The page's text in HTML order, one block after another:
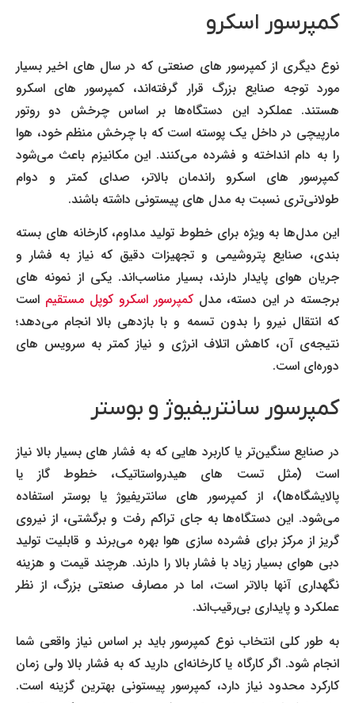
کمپرسور اسکرو
نوع دیگری از کمپرسور های صنعتی که در سال های اخیر بسیار
مورد توجه صنایع بزرگ قرار گرفته‌اند، کمپرسور های اسکرو
هستند. عملکرد این دستگاه‌ها بر اساس چرخش دو روتور
مارپیچی در داخل یک پوسته است که با چرخش منظم خود، هوا
را به دام انداخته و فشرده می‌کنند. این مکانیزم باعث می‌شود
کمپرسور های اسکرو راندمان بالاتر، صدای کمتر و دوام
طولانی‌تری نسبت به مدل های پیستونی داشته باشند.
این مدل‌ها به ویژه برای خطوط تولید مداوم، کارخانه های بسته
بندی، صنایع پتروشیمی و تجهیزات دقیق که نیاز به فشار و
جریان هوای پایدار دارند، بسیار مناسب‌اند. یکی از نمونه های
برجسته در این دسته، مدل کمپرسور اسکرو کوپل مستقیم است
که انتقال نیرو را بدون تسمه و با بازدهی بالا انجام می‌دهد؛
نتیجه‌ی آن، کاهش اتلاف انرژی و نیاز کمتر به سرویس های
دوره‌ای است.
کمپرسور سانتریفیوژ و بوستر
در صنایع سنگین‌تر یا کاربرد هایی که به فشار های بسیار بالا نیاز
است (مثل تست های هیدرواستاتیک، خطوط گاز یا
پالایشگاه‌ها)، از کمپرسور های سانتریفیوژ یا بوستر استفاده
می‌شود. این دستگاه‌ها به جای تراکم رفت و برگشتی، از نیروی
گریز از مرکز برای فشرده سازی هوا بهره می‌برند و قابلیت تولید
دبی هوای بسیار زیاد با فشار بالا را دارند. هرچند قیمت و هزینه
نگهداری آنها بالاتر است، اما در مصارف صنعتی بزرگ، از نظر
عملکرد و پایداری بی‌رقیب‌اند.
به طور کلی انتخاب نوع کمپرسور باید بر اساس نیاز واقعی شما
انجام شود. اگر کارگاه یا کارخانه‌ای دارید که به فشار بالا ولی زمان
کارکرد محدود نیاز دارد، کمپرسور پیستونی بهترین گزینه است.